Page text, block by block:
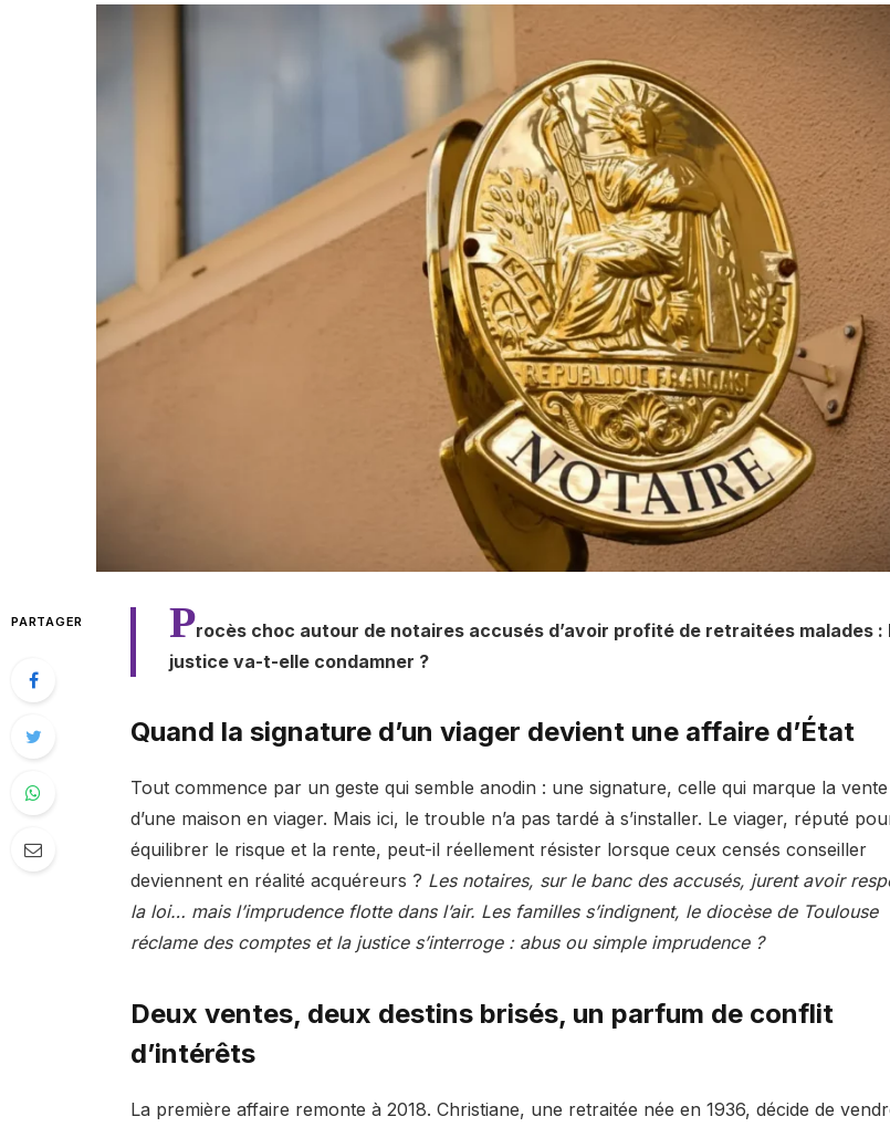
PARTAGER Procès choc autour de notaires accusés d’avoir profité de retraitées malades :
justice va-t-elle condamner ?
Quand la signature d’un viager devient une affaire d’État
Tout commence par un geste qui semble anodin : une signature, celle qui marque la vente
d’une maison en viager. Mais ici, le trouble n’a pas tardé à s’installer. Le viager, réputé
équilibrer le risque et la rente, peut-il réellement résister lorsque ceux censés conseiller
deviennent en réalité acquéreurs ? Les notaires, sur le banc des accusés, jurent avoir
la loi… mais l’imprudence flotte dans l’air. Les familles s’indignent, le diocèse de Toulouse
réclame des comptes et la justice s’interroge : abus ou simple imprudence ?
Deux ventes, deux destins brisés, un parfum de conflit
d’intérêts
La première affaire remonte à 2018. Christiane, une retraitée née en 1936, décide de